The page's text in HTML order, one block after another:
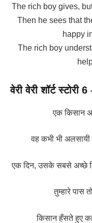
The rich boy gives,
Then he sees that
happy
The rich boy
वेरी वेरी शॉर्ट स्टोरी 6
एक किसान
वह कभी भी अलसायी
एक दिन, उसके सबसे अच्छे
तुम्हारे पास
किसान हँसते हुए